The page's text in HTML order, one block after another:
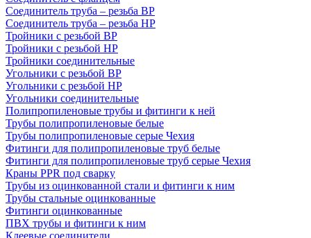
Соединитель труба – резьба ВР
Соединитель труба – резьба НР
Тройники с резьбой ВР
Тройники с резьбой НР
Тройники соединительные
Угольники с резьбой ВР
Угольники с резьбой НР
Угольники соединительные
Полипропиленовые трубы и фитинги к ней
Трубы полипропиленовые белые
Трубы полипропиленовые серые Чехия
Фитинги для полипропиленовые труб белые
Фитинги для полипропиленовые труб серые Чехия
Краны PPR под сварку
Трубы из оцинкованной стали и фитинги к ним
Трубы стальные оцинкованные
Фитинги оцинкованные
ПВХ трубы и фитинги к ним
Клеевые соединители